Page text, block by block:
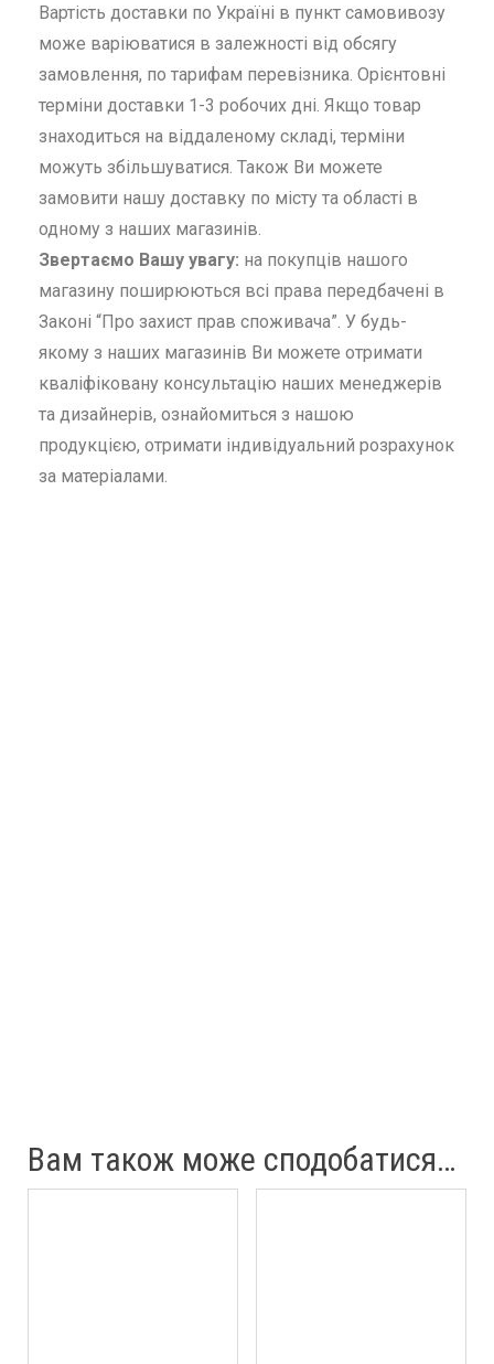
Вартість доставки по Україні в пункт самовивозу
може варіюватися в залежності від обсягу
замовлення, по тарифам перевізника. Орієнтовні
терміни доставки 1-3 робочих дні. Якщо товар
знаходиться на віддаленому складі, терміни
можуть збільшуватися. Також Ви можете
замовити нашу доставку по місту та області в
одному з наших магазинів.
Звертаємо Вашу увагу: на покупців нашого
магазину поширюються всі права передбачені в
Законі “Про захист прав споживача”. У будь-
якому з наших магазинів Ви можете отримати
кваліфіковану консультацію наших менеджерів
та дизайнерів, ознайомиться з нашою
продукцією, отримати індивідуальний розрахунок
за матеріалами.
Вам також може сподобатися…